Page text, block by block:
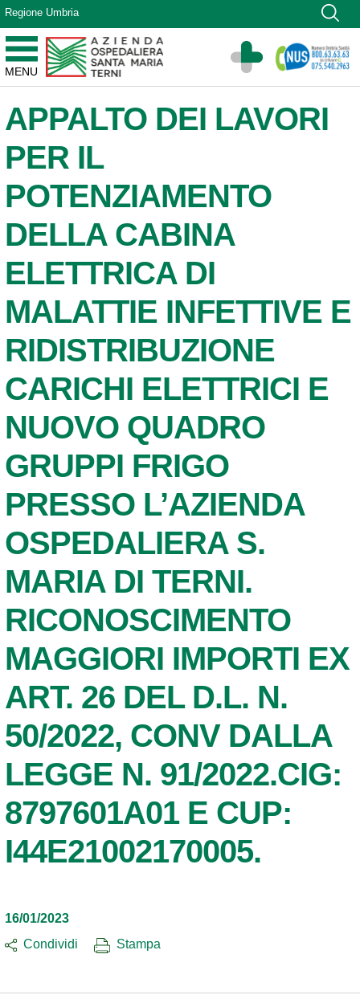
Vai ai contenuti
Vai al menu di navigazione
Vai al footer
Regione Umbria
MENU
Azienda Ospedaliera Santa Maria di Terni
Sito Istituzionale
APPALTO DEI LAVORI
PER IL
POTENZIAMENTO
DELLA CABINA
ELETTRICA DI
MALATTIE INFETTIVE E
RIDISTRIBUZIONE
CARICHI ELETTRICI E
NUOVO QUADRO
GRUPPI FRIGO
PRESSO L’AZIENDA
OSPEDALIERA S.
MARIA DI TERNI.
RICONOSCIMENTO
MAGGIORI IMPORTI EX
ART. 26 DEL D.L. N.
50/2022, CONV DALLA
LEGGE N. 91/2022.CIG:
8797601A01 E CUP:
I44E21002170005.
16/01/2023
Condividi
Stampa